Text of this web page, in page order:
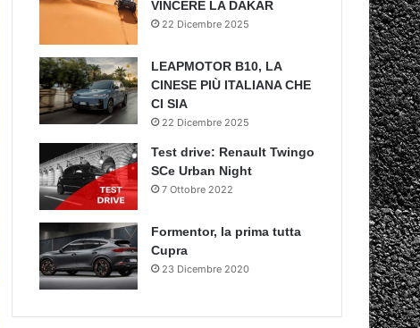
VINCERE LA DAKAR
22 Dicembre 2025
LEAPMOTOR B10, LA
CINESE PIÙ ITALIANA CHE
CI SIA
22 Dicembre 2025
Test drive: Renault Twingo
SCe Urban Night
7 Ottobre 2022
Formentor, la prima tutta
Cupra
23 Dicembre 2020